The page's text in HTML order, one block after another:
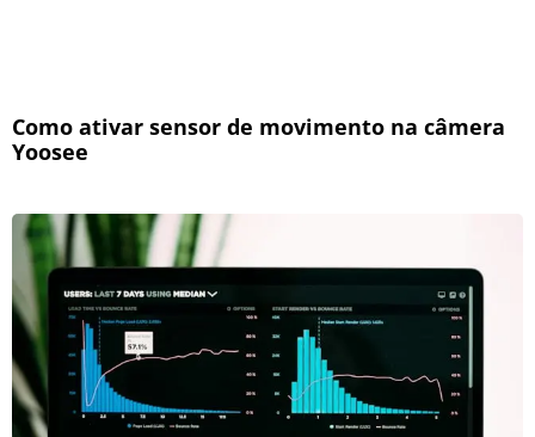
Como ativar sensor de movimento na câmera
Yoosee